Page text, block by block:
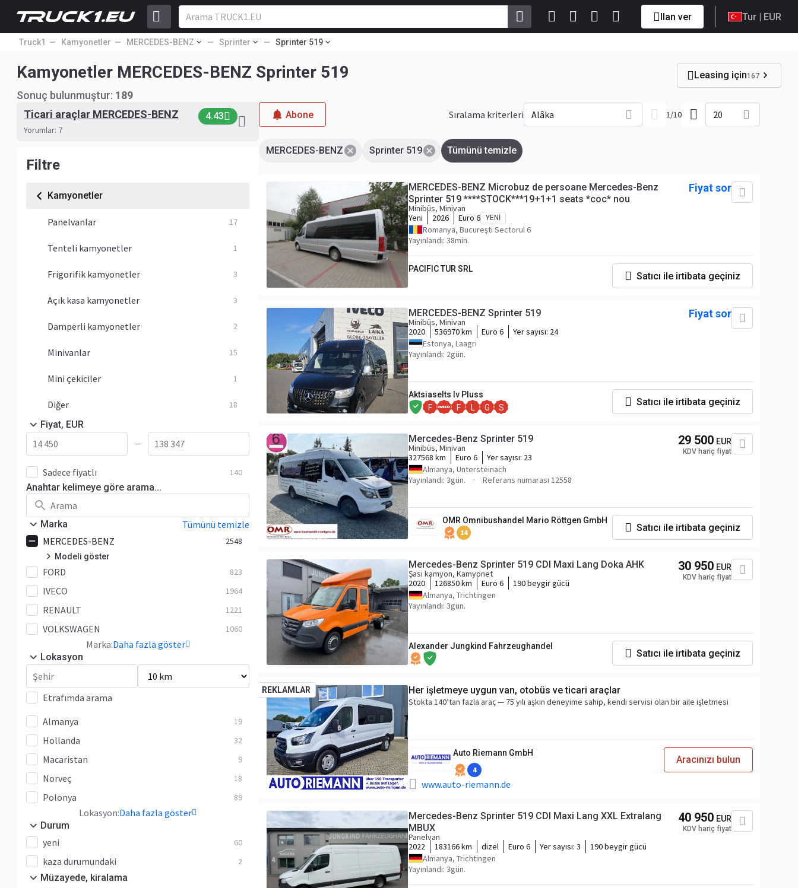
Ilan ver Tur | EUR
Truck1 Kamyonetler MERCEDES-BENZ Sprinter Sprinter 519
Kamyonetler MERCEDES-BENZ Sprinter 519
Sonuç bulunmuştur: 189
Leasing için167
Ticari araçlar MERCEDES-BENZ 4.43
Yorumlar: 7
Filtre
Kamyonetler
Panelvanlar 17
Tenteli kamyonetler 1
Frigorifik kamyonetler 3
Açık kasa kamyonetler 3
Damperli kamyonetler 2
Minivanlar 15
Mini çekiciler 1
Diğer 18
Fiyat, EUR
—
Sadece fiyatlı 140
Anahtar kelimeye göre arama...
Marka
Tümünü temizle
MERCEDES-BENZ
2548
Modeli göster
Citan 98
Sprinter 1657
Sprinter 210 3
Sprinter 211 4
Sprinter 213
Sprinter 214 6
Sprinter 308 3
Sprinter 310
Sprinter 311 63
Sprinter 313 69
Sprinter 314 157
95
157
Sprinter 317
73
Sprinter 416 6
Sprinter 511
FORD 823
IVECO 1964
RENAULT 1221
VOLKSWAGEN 1060
Marka:Daha fazla göster
Lokasyon
Etrafımda arama
Almanya
19
Hollanda 32
Macaristan 9
Norveç 18
Polonya 89
Lokasyon:Daha fazla göster
Durum
yeni 60
kaza durumundaki 2
Müzayede, kiralama
Abone Sıralama kriterleri Alâka 1/10 20
MERCEDES-BENZ Sprinter 519 Tümünü temizle
MERCEDES-BENZ Microbuz de persoane Mercedes-Benz
Sprinter 519 ****STOCK***19+1+1 seats *coc* nou
Minibüs, Minivan
Yeni
2026 Euro 6 YENI
Romanya, Bucureşti Sectorul 6
Yayınlandı: 38min.
Fiyat sor
PACIFIC TUR SRL
Satıcı ile irtibata geçiniz
MERCEDES-BENZ Sprinter 519
Minibüs, Minivan
2020
536970 km Euro 6 Yer sayısı: 24
Estonya, Laagri
Yayınlandı: 2gün.
Fiyat sor
Aktsiaselts Iv Pluss
F
F L G S
Satıcı ile irtibata geçiniz
Mercedes-Benz Sprinter 519
Minibüs, Minivan
327568 km
Euro 6 Yer sayısı: 23
Almanya, Untersteinach
Yayınlandı: 3gün.
Referans numarası 12558
29 500 EUR
KDV hariç fiyat
OMR Omnibushandel Mario Röttgen GmbH
14 Satıcı ile irtibata geçiniz
Mercedes-Benz Sprinter 519 CDI Maxi Lang Doka AHK
Şasi kamyon, Kamyonet
2020
126850 km Euro 6
190 beygir gücü
Almanya, Trichtingen
Yayınlandı: 3gün.
30 950 EUR
KDV hariç fiyat
Alexander Jungkind Fahrzeughandel
Satıcı ile irtibata geçiniz
REKLAMLAR Her işletmeye uygun van, otobüs ve ticari araçlar
Stokta 140’tan fazla araç — 75 yılı aşkın deneyime sahip, kendi servisi olan bir aile işletmesi
Auto Riemann GmbH
4
www.auto-riemann.de
Aracınızı bulun
Mercedes-Benz Sprinter 519 CDI Maxi Lang XXL Extralang
MBUX
Panelvan
2022
183166 km dizel Euro 6 Yer sayısı: 3
190 beygir gücü
Almanya, Trichtingen
Yayınlandı: 3gün.
40 950 EUR
KDV hariç fiyat